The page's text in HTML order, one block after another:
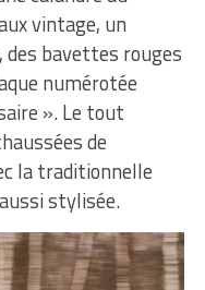
vintage, un
des bavettes rouges
numérotée
». Le tout
de
la traditionnelle
stylisée.